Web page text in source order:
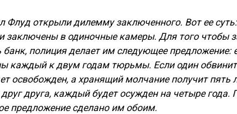
открыли дилемму заключенного. Вот ее
заключены в одиночные камеры. Для того чтобы
банк, полиция делает им следующее предложение:
каждый к двум годам тюрьмы. Если один обвинит
освобожден, а хранящий молчание получит
друга, каждый будет осужден на четыре года.
предложение сделано им обоим.